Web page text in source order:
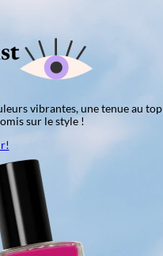
vibrantes, une tenue au
sur le style !